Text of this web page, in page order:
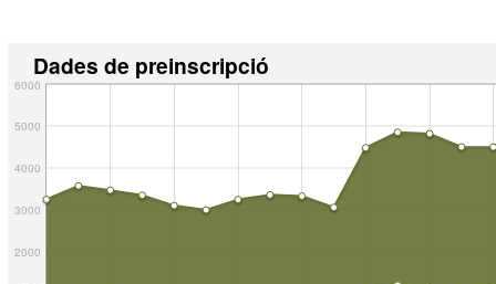
Dades de preinscripció
2000
3000
4000
5000
6000